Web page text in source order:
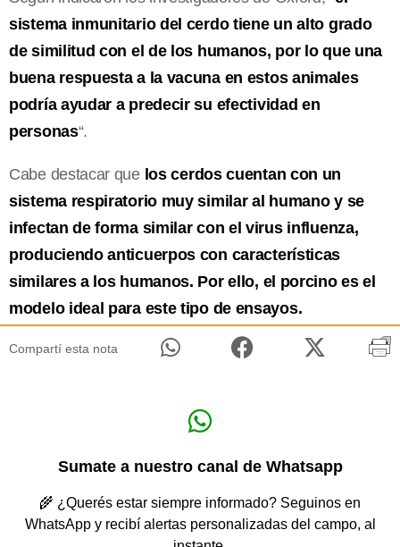
sistema inmunitario del cerdo tiene un alto grado
de similitud con el de los humanos, por lo que una
buena respuesta a la vacuna en estos animales
podría ayudar a predecir su efectividad en
personas“.
Cabe destacar que los cerdos cuentan con un
sistema respiratorio muy similar al humano y se
infectan de forma similar con el virus influenza,
produciendo anticuerpos con características
similares a los humanos. Por ello, el porcino es el
modelo ideal para este tipo de ensayos.
Compartí esta nota
Sumate a nuestro canal de Whatsapp
🌾 ¿Querés estar siempre informado? Seguinos en
WhatsApp y recibí alertas personalizadas del campo, al